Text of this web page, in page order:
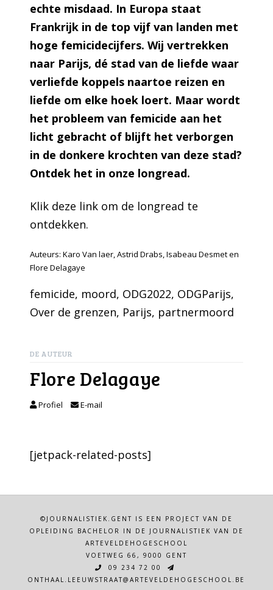
echte misdaad. In Europa staat
Frankrijk in de top vijf van landen met
hoge femicidecijfers. Wij vertrekken
naar Parijs, dé stad van de liefde waar
verliefde koppels naartoe reizen en
liefde om elke hoek loert. Maar wordt
het probleem van femicide aan het
licht gebracht of blijft het verborgen
in de donkere krochten van deze stad?
Ontdek het in onze longread.
Klik deze link om de longread te
ontdekken.
Auteurs: Karo Van laer, Astrid Drabs, Isabeau Desmet en
Flore Delagaye
femicide, moord, ODG2022, ODGParijs
Over de grenzen, Parijs, partnermoord
DE AUTEUR
Flore Delagaye
Profiel E-mail
[jetpack-related-posts]
©JOURNALISTIEK.GENT IS EEN PROJECT VAN DE
OPLEIDING BACHELOR IN DE JOURNALISTIEK VAN DE
ARTEVELDEHOGESCHOOL
VOETWEG 66, 9000 GENT
09 234 72 00
ONTHAAL.LEEUWSTRAAT@ARTEVELDEHOGESCHOOL.BE